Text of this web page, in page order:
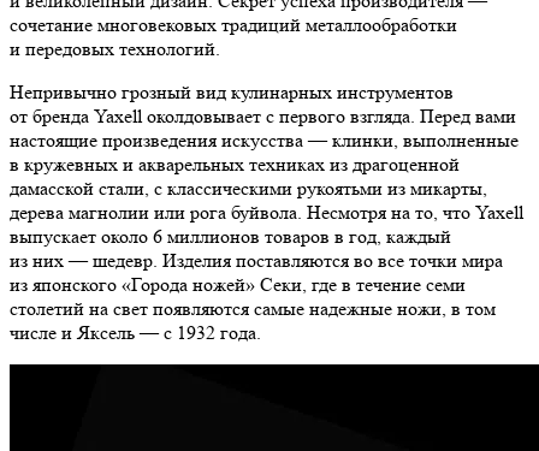
сочетание многовековых традиций металлообработки
и передовых технологий.
Непривычно грозный вид кулинарных инструментов
от бренда Yaxell околдовывает с первого взгляда. Перед вами
настоящие произведения искусства — клинки, выполненные
в кружевных и акварельных техниках из драгоценной
дамасской стали, с классическими рукоятьми из микарты,
дерева магнолии или рога буйвола. Несмотря на то, что Yaxell
выпускает около 6 миллионов товаров в год, каждый
из них — шедевр. Изделия поставляются во все точки мира
из японского «Города ножей» Секи, где в течение семи
столетий на свет появляются самые надежные ножи, в том
числе и Яксель — с 1932 года.